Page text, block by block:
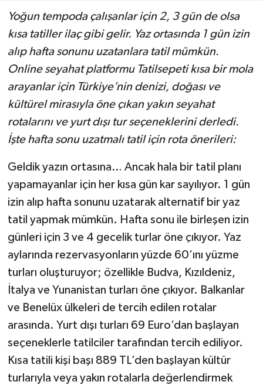
Yoğun tempoda çalışanlar için 2, 3 gün de olsa
kısa tatiller ilaç gibi gelir. Yaz ortasında 1 gün izin
alıp hafta sonunu uzatanlara tatil mümkün.
Online seyahat platformu Tatilsepeti kısa bir mola
arayanlar için Türkiye’nin denizi, doğası ve
kültürel mirasıyla öne çıkan yakın seyahat
rotalarını ve yurt dışı tur seçeneklerini derledi.
İşte hafta sonu uzatmalı tatil için rota önerileri:
Geldik yazın ortasına… Ancak hala bir tatil planı
yapamayanlar için her kısa gün kar sayılıyor. 1 gün
izin alıp hafta sonunu uzatarak alternatif bir yaz
tatil yapmak mümkün. Hafta sonu ile birleşen izin
günleri için 3 ve 4 gecelik turlar öne çıkıyor. Yaz
aylarında rezervasyonların yüzde 60’ını yüzme
turları oluşturuyor; özellikle Budva, Kızıldeniz,
İtalya ve Yunanistan turları öne çıkıyor. Balkanlar
ve Benelüx ülkeleri de tercih edilen rotalar
arasında. Yurt dışı turları 69 Euro’dan başlayan
seçeneklerle tatilciler tarafından tercih ediliyor.
Kısa tatili kişi başı 889 TL’den başlayan kültür
turlarıyla veya yakın rotalarla değerlendirmek